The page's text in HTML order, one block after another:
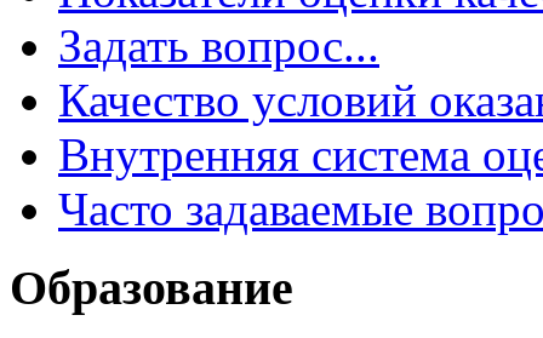
Задать вопрос...
Качество условий
Внутренняя система
Часто задаваемые
Образование